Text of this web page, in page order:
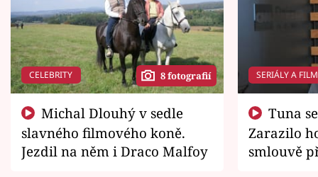
CELEBRITY 8 fotografií
slavného filmového koně.
Jezdil na něm i Draco Malfoy
SERIÁLY A
Zarazilo
smlouvě